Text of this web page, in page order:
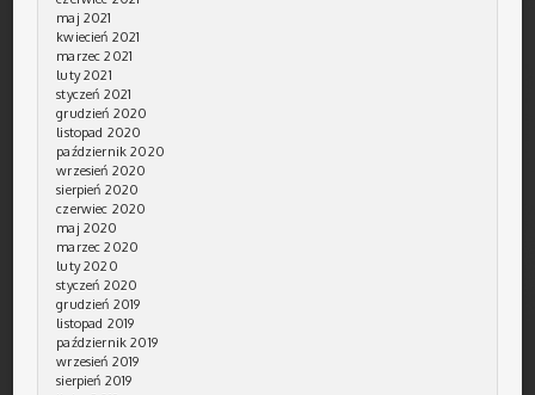
maj 2021
kwiecień 2021
marzec 2021
luty 2021
styczeń 2021
grudzień 2020
listopad 2020
październik 2020
wrzesień 2020
sierpień 2020
czerwiec 2020
maj 2020
marzec 2020
luty 2020
styczeń 2020
grudzień 2019
listopad 2019
październik 2019
wrzesień 2019
sierpień 2019